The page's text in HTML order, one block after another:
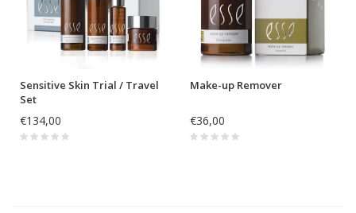
Sensitive Skin Trial / Travel
Set
€134,00
Make-up Remover
€36,00